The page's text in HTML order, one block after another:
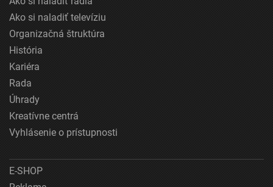
Ako si naladiť televíziu
Organizačná štruktúra
História
Kariéra
Rada
Úhrady
Kreatívne centrá
Vyhlásenie o prístupnosti
E-SHOP